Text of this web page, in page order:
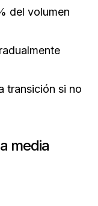
del volumen
transición si no
media